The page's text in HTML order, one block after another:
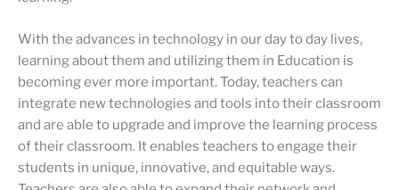
With the advances in technology in our day to day lives,
learning about them and utilizing them in Education is
becoming ever more important. Today, teachers can
integrate new technologies and tools into their classroom
and are able to upgrade and improve the learning process
of their classroom. It enables teachers to engage their
students in unique, innovative, and equitable ways.